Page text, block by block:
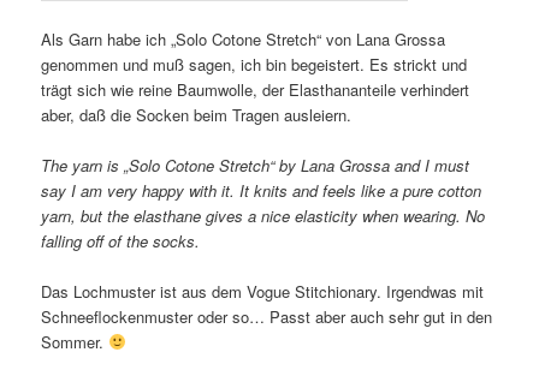
Als Garn habe ich „Solo Cotone Stretch“ von Lana Grossa
genommen und muß sagen, ich bin begeistert. Es strickt und
trägt sich wie reine Baumwolle, der Elasthananteile verhindert
aber, daß die Socken beim Tragen ausleiern.
The yarn is „Solo Cotone Stretch“ by Lana Grossa and I must
say I am very happy with it. It knits and feels like a pure cotton
yarn, but the elasthane gives a nice elasticity when wearing. No
falling off of the socks.
Das Lochmuster ist aus dem Vogue Stitchionary. Irgendwas mit
Schneeflockenmuster oder so… Passt aber auch sehr gut in den
Sommer.